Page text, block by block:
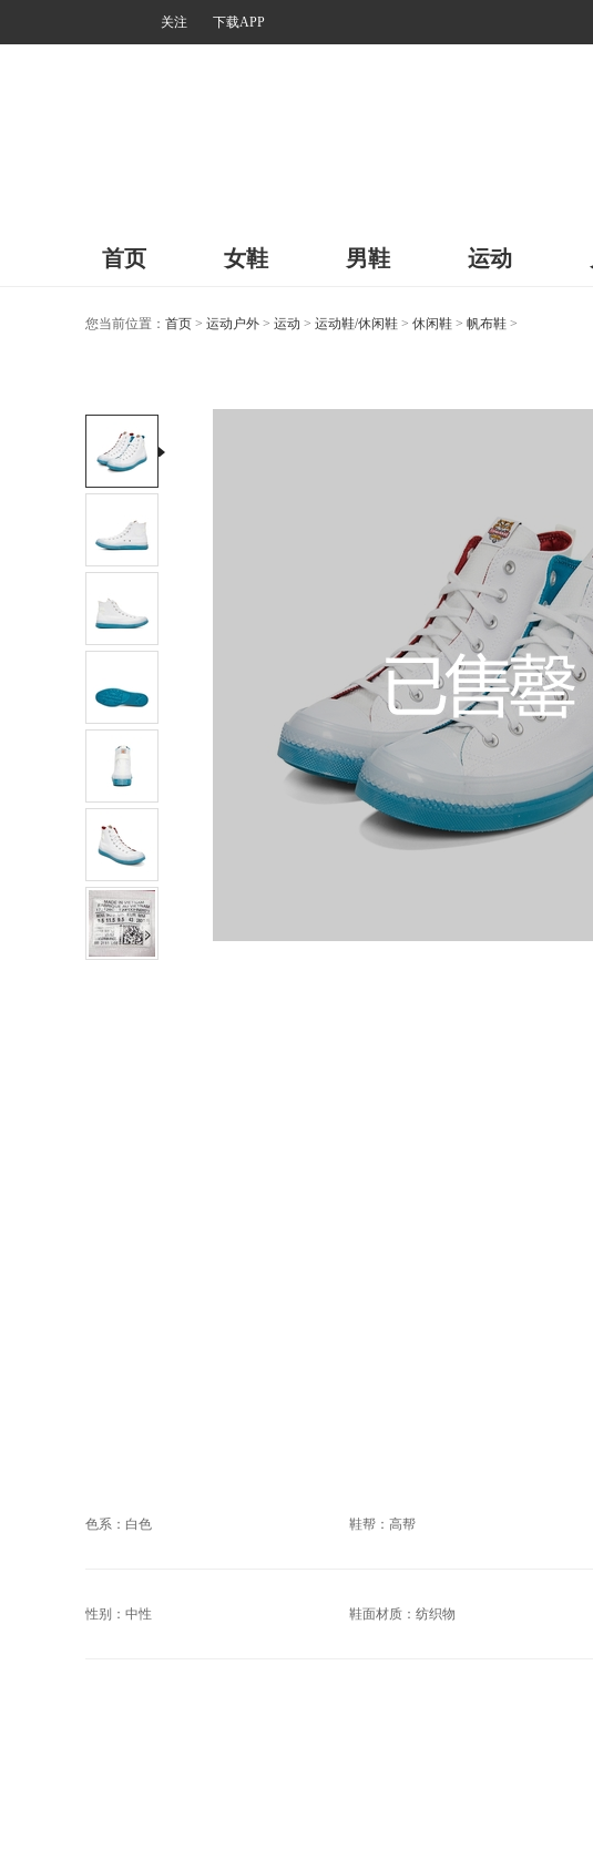
关注 下载APP
首页 女鞋 男鞋 运动
您当前位置： 首页 > 运动户外 > 运动 > 运动鞋/休闲鞋 > 休闲鞋 > 帆布鞋 >
色系：白色 鞋帮：高帮
性别：中性 鞋面材质：纺织物